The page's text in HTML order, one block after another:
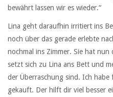
bewährt lassen wir es wieder.“
Lina geht daraufhin irritiert ins
noch über das gerade erlebte
nochmal ins Zimmer. Sie hat
setzt sich zu Lina ans Bett und
der Überraschung sind. Ich
gekauft. Der hilft dir viel besser